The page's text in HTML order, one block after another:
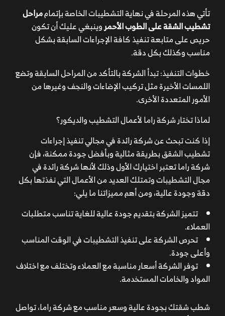
تأتي هذه المرحلة في نهاية التشطيبات الخاصة بإتماممراحل
تشطيب الشقة على الطوب الأحمروينبغي عليك أن تكون
حريص على متابعة تنفيذ كافة الإجراءات السابقة بشكل
مناسب وكذلك بكل دقة.
خطوات التنفيذ: تبدأ الشركة بالتأكد من المراحل السابقة وتضع
اللمسات الأخيرة مثل تركيب الإضاءات والنجف وغيرها من
الأمور المتعددة الأخرى.
لماذا تختار شركة راما لأعمال التشطيب والديكور؟
إذا كنت تبحث عن شركة رائدة في مجالي تنفيذ إجراءات
تشطيب الشقق بطريقة مثالية وبأفضل جودة ممكنة، فإن
شركة راما تعتبر اختيارك الأول وذلك لأنها شركة رائدة في
مجال التشطيبات وتمتلك العديد من الأعمال التي نفذتها بكل
دقة وجودة عالية، ومن أهم مميزاتنا ما يلي:
تتميز الشركة بتقديم جودة عالية للغاية تناسب متطلبات
العملاء.
تحرص الشركة على تنفيذ التشطيبات في الوقت المناسب
وأعلى جودة.
توفر الشركة أسعار مناسبة مع العملاء وتختلف مع اختلاف
المواد والخامات المستخدمة.
شطب شقتك بجودة عالية وسعر مناسب مع شركة راما، تواصل